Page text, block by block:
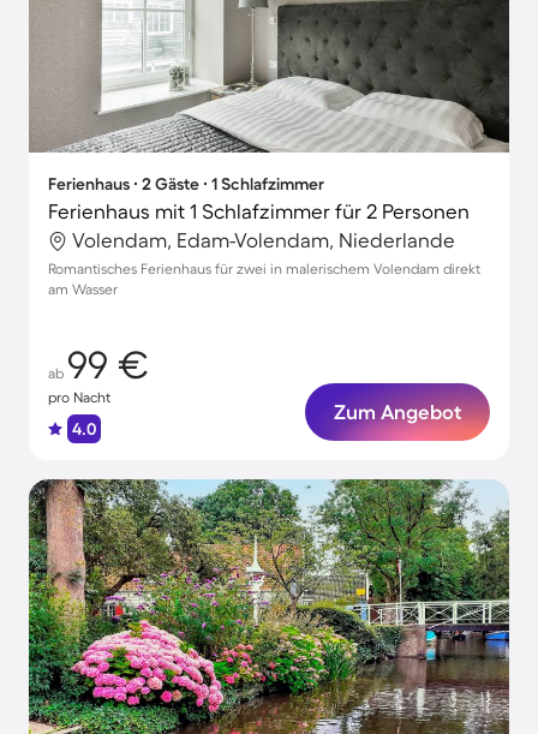
Ferienhaus ∙ 2 Gäste ∙ 1 Schlafzimmer
Ferienhaus mit 1 Schlafzimmer für 2 Personen
Volendam, Edam-Volendam, Niederlande
Romantisches Ferienhaus für zwei in malerischem Volendam direkt
am Wasser
ab 99 €
pro Nacht
4.0
Zum Angebot